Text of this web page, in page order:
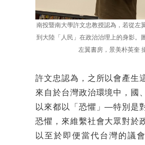
南投暨南大學許文忠教授認為，若從左
到大陸「人民」在政治治理上的身影。
左翼書房，景美朴英奎
許文忠認為，之所以會產生
來自於台灣政治環境中，國
以來都以「恐懼」──特別是
恐懼，來維繫社會大眾對於
以至於即便當代台灣的議